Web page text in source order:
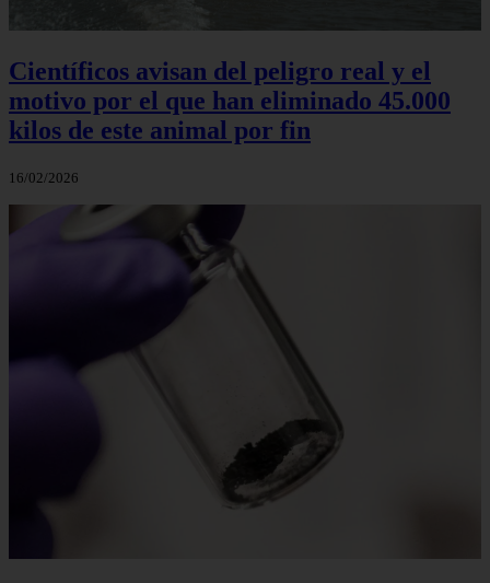
Científicos avisan del peligro real y el
motivo por el que han eliminado 45.000
kilos de este animal por fin
16/02/2026